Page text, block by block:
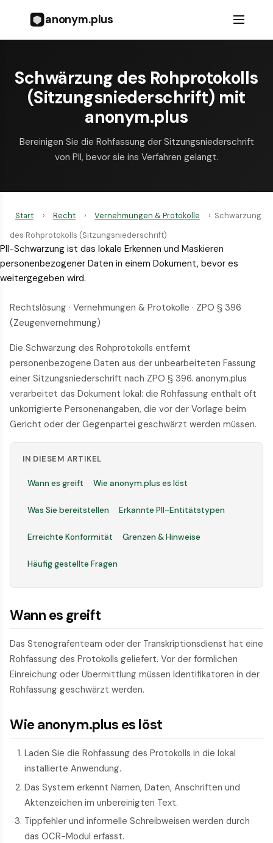
anonym.plus
Schwärzung des Rohprotokolls
(Sitzungsniederschrift) mit
anonym.plus
Bereinigen Sie die Rohfassung der Sitzungsniederschrift
von PII, bevor sie ins Verfahren gelangt.
Start › Recht › Vernehmungen & Protokolle › Schwärzung
des Rohprotokolls (Sitzungsniederschrift)
PII-Schwärzung ist das lokale Erkennen und Maskieren
personenbezogener Daten in einem Dokument, bevor es
weitergegeben wird.
Rechtslösung · Vernehmungen & Protokolle · ZPO § 396
(Zeugenvernehmung)
Die Schwärzung des Rohprotokolls entfernt
personenbezogene Daten aus der unbearbeiteten Fassung
einer Sitzungsniederschrift nach ZPO § 396. anonym.plus
verarbeitet das Dokument lokal: die Rohfassung enthält oft
unkorrigierte Personenangaben, die vor der Vorlage beim
Gericht oder der Gegenpartei geschwärzt werden müssen.
IN DIESEM ARTIKEL
Wann es greift Wie anonym.plus es löst
Was Sie bereitstellen Erkannte PII-Entitätstypen
Erreichte Konformität Grenzen & Hinweise
Häufig gestellte Fragen
Wann es greift
Das Stenografenteam oder der Transkriptionsdienst hat eine
Rohfassung des Protokolls geliefert. Vor der förmlichen
Einreichung oder Übermittlung müssen Identifikatoren in der
Rohfassung geschwärzt werden.
Wie anonym.plus es löst
Laden Sie die Rohfassung des Protokolls in die lokal
installierte Anwendung.
Das System erkennt Namen, Daten, Anschriften und
Aktenzeichen im unbereinigten Text.
Tippfehler und informelle Schreibweisen werden durch
das OCR-Modul erfasst.